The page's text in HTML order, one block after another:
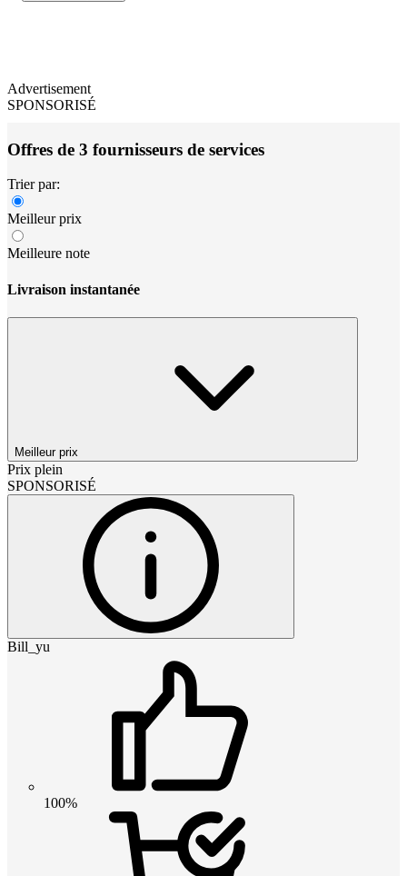
Advertisement
SPONSORISÉ
Offres de 3 fournisseurs de services
Trier par:
Meilleur prix
Meilleure note
Livraison instantanée
Meilleur prix
Prix plein
SPONSORISÉ
Bill_yu
100%